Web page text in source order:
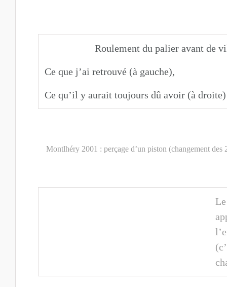
Roulement du palier avant de
Ce que j’ai retrouvé (à gauche),
Ce qu’il y aurait toujours dû avoir (à
Montlhéry 2001 : perçage d’un piston (changement